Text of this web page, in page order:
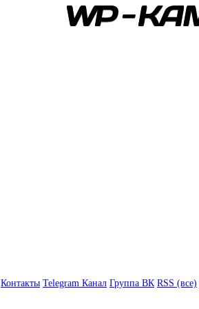
Контакты Telegram Канал Группа ВК RSS (все)